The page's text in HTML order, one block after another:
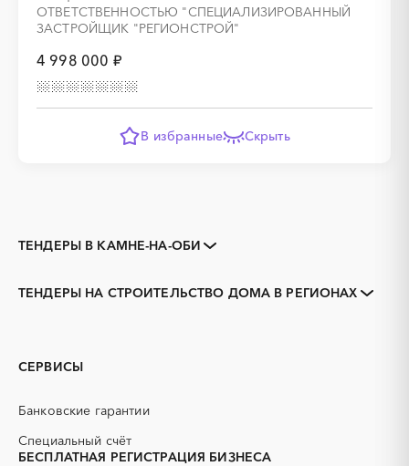
ОТВЕТСТВЕННОСТЬЮ "СПЕЦИАЛИЗИРОВАННЫЙ
ЗАСТРОЙЩИК "РЕГИОНСТРОЙ"
4 998 000 ₽
В избранные Скрыть
ТЕНДЕРЫ В КАМНЕ-НА-ОБИ
Тендеры заводов
1С
PR
АЭС
активные добавки)
ТЕНДЕРЫ НА СТРОИТЕЛЬСТВО ДОМА В РЕГИОНАХ
Новоалтайск
СЕРВИСЫ
Банковские гарантии
Специальный счёт
БЕСПЛАТНАЯ РЕГИСТРАЦИЯ БИЗНЕСА